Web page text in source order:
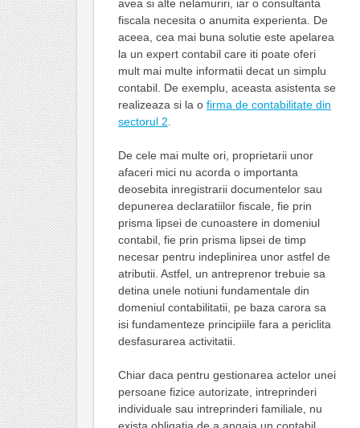
avea si alte nelamuriri, iar o consultanta
fiscala necesita o anumita experienta. De
aceea, cea mai buna solutie este apelarea
la un expert contabil care iti poate oferi
mult mai multe informatii decat un simplu
contabil. De exemplu, aceasta asistenta se
realizeaza si la o firma de contabilitate din
sectorul 2
De cele mai multe ori, proprietarii unor
afaceri mici nu acorda o importanta
deosebita inregistrarii documentelor sau
depunerea declaratiilor fiscale, fie prin
prisma lipsei de cunoastere in domeniul
contabil, fie prin prisma lipsei de timp
necesar pentru indeplinirea unor astfel de
atributii. Astfel, un antreprenor trebuie sa
detina unele notiuni fundamentale din
domeniul contabilitatii, pe baza carora sa
isi fundamenteze principiile fara a periclita
desfasurarea activitatii.
Chiar daca pentru gestionarea actelor unei
persoane fizice autorizate, intreprinderi
individuale sau intreprinderi familiale, nu